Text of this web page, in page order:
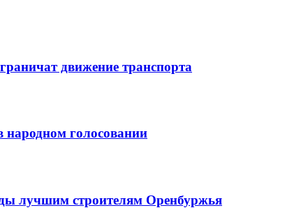
движение транспорта
народном голосовании
лучшим строителям Оренбуржья